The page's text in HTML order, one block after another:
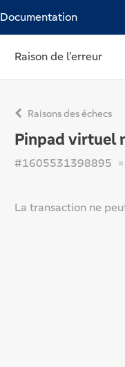
Documentation
Raison de l’erreur
Raisons des échecs
Pinpad virtuel
#1605531398895
La transaction ne